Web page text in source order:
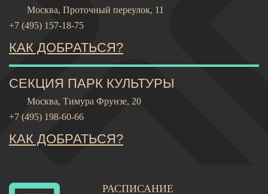
Москва, Проточный переулок, 11
+7 (495) 157-18-75
КАК ДОБРАТЬСЯ?
СЕКЦИЯ ПАРК КУЛЬТУРЫ
Москва, Тимура Фрунзе, 20
+7 (495) 198-60-66
КАК ДОБРАТЬСЯ?
РАСПИСАНИЕ